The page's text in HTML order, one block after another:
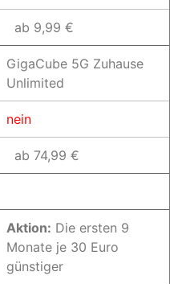
ab 9,99 €
GigaCube 5G Zuhause
Unlimited
nein
ab 74,99 €
Aktion: Die ersten 9
Monate je 30 Euro
günstiger